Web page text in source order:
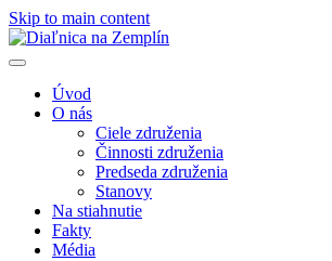
Skip to main content
Úvod
O nás
Ciele združenia
Činnosti združenia
Predseda združenia
Stanovy
Na stiahnutie
Fakty
Média